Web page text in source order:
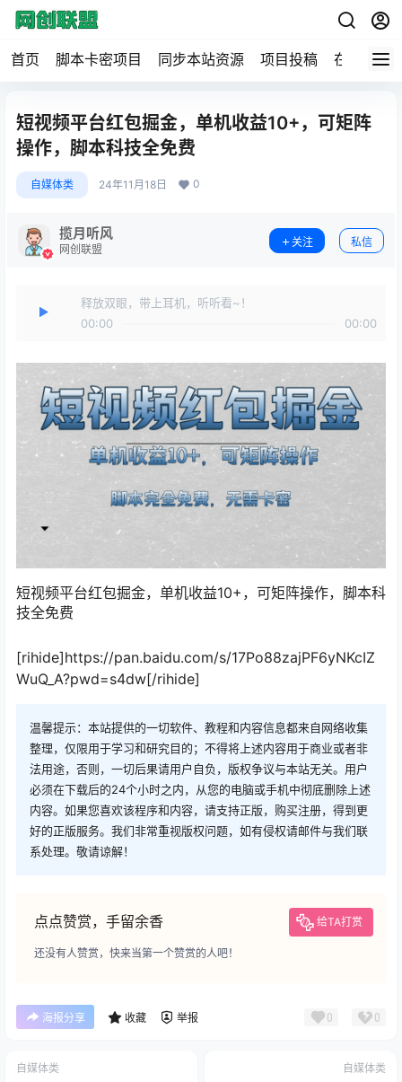
首页 脚本卡密项目 同步本站资源 项目投稿 在线工具
短视频平台红包掘金，单机收益10+，可矩阵
操作，脚本科技全免费
自媒体类 24年11月18日 0
揽月听风
网创联盟
关注 私信
释放双眼，带上耳机，听听看~！
00:00
00:00
短视频平台红包掘金，单机收益10+，可矩阵操作，脚本科
技全免费
[rihide]https://pan.baidu.com/s/17Po88zajPF6yNKcIZ
WuQ_A?pwd=s4dw[/rihide]
温馨提示：本站提供的一切软件、教程和内容信息都来自网络收集
整理，仅限用于学习和研究目的；不得将上述内容用于商业或者非
法用途，否则，一切后果请用户自负，版权争议与本站无关。用户
必须在下载后的24个小时之内，从您的电脑或手机中彻底删除上述
内容。如果您喜欢该程序和内容，请支持正版，购买注册，得到更
好的正版服务。我们非常重视版权问题，如有侵权请邮件与我们联
系处理。敬请谅解！
点点赞赏，手留余香 给TA打赏
还没有人赞赏，快来当第一个赞赏的人吧！
海报分享 收藏 举报 0 0
自媒体类 自媒体类